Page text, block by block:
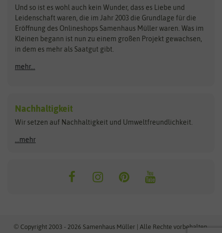
Zimmer & Kübelpflanzen
Kataloge
Schnäppchen
Anzucht & Gartenzubehör
Anzuchtschalen
Heizmatte & Heizkabel
Kokos-Quelltabletten
Zimmergewächshaus
BIOWOL
Blumicorn
Bûten Birds
Carl Pabst
Feldsaaten Freudenberger
Fertil
Flora Elite
Florissa
Flortis
Franchi Sementi
Hortitops
JUB Holland
Und so ist es wohl auch kein Wunder, dass es Liebe und
Leidenschaft waren, die im Jahr 2003 die Grundlage für die
Eröffnung des Onlineshops Samenhaus Müller waren. Was im
Kleinen begann ist nun zu einem großen Projekt gewachsen,
in dem es mehr als Saatgut gibt.
mehr...
Nachhaltigkeit
Wir setzen auf Nachhaltigkeit und Umweltfreundlichkeit.
...mehr
© Copyright 2003 - 2026 Samenhaus Müller | Alle Rechte vorbehalten.